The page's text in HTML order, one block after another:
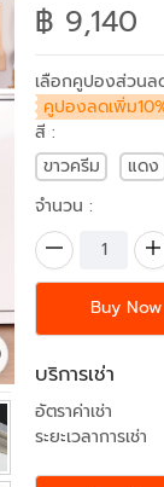
฿ 9,140
เลือกคูปองส่วนล
คูปองลดเพิ่ม
สี :
ขาวครีม
แดง
จำนวน :
Buy Now
บริการเช่า
อัตราค่าเช่า
ระยะเวลาการเช่า